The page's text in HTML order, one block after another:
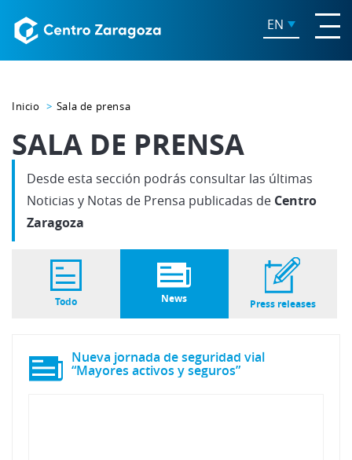
EN
Inicio Sala de prensa
SALA DE PRENSA
Desde esta sección podrás consultar las últimas
Noticias y Notas de Prensa publicadas de Centro
Zaragoza
Todo News Press releases
Nueva jornada de seguridad vial
“Mayores activos y seguros”